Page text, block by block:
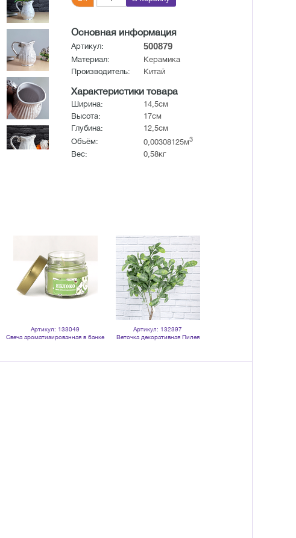
Основная информация
Артикул: 500879
Материал:
Керамика
Производитель:
Китай
Характеристики товара
Ширина:
14,5см
Высота:
17см
Глубина:
12,5см
Объём:
0,00308125м3
Вес: 0,58кг
Артикул: 133049
Свеча ароматизированная в банке
Артикул: 132397
Веточка декоративная Пилея